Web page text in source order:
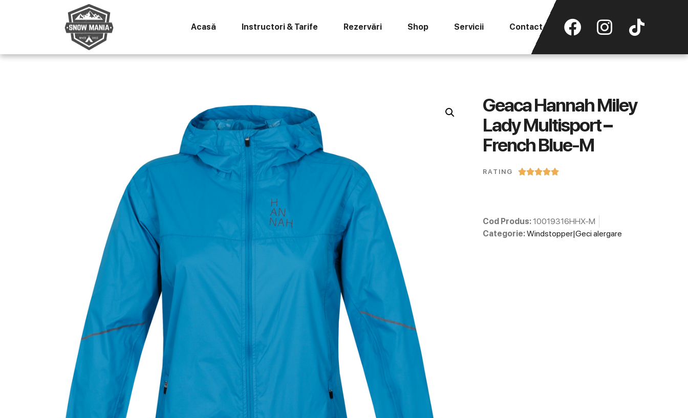
Acasă Instructori & Tarife Rezervări Shop Servicii Contact
Geaca Hannah Miley
Lady Multisport –
French Blue-M
RATING 
Cod Produs:10019316HHX-M
Categorie:Windstopper|Geci alergare